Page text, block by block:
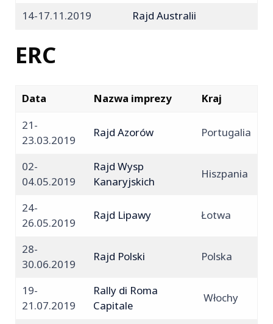
14-17.11.2019
Rajd Australii
ERC
Data Nazwa imprezy
Kraj
21-
23.03.2019
Rajd Azorów Portugalia
02-
04.05.2019
Rajd Wysp
Kanaryjskich
Hiszpania
24-
26.05.2019
Rajd Lipawy Łotwa
28-
30.06.2019
Rajd Polski Polska
19-
21.07.2019
Rally di Roma
Capitale
Włochy